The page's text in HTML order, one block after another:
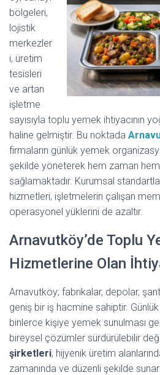
bölgeleri,
lojistik
merkezler
i, üretim
tesisleri
ve artan
işletme
sayısıyla toplu yemek ihtiyacının
haline gelmiştir. Bu noktada
firmaların günlük yemek
şekilde yöneterek hem zaman
sağlamaktadır. Kurumsal
hizmetleri, işletmelerin çalışan
operasyonel yüklerini de azaltır.
Arnavutköy’de Toplu
Hizmetlerine Olan
Arnavutköy; fabrikalar, depolar,
geniş bir iş hacmine sahiptir.
binlerce kişiye yemek sunulması
bireysel çözümler sürdürülebilir
şirketleri, hijyenik üretim
zamanında ve düzenli şekilde